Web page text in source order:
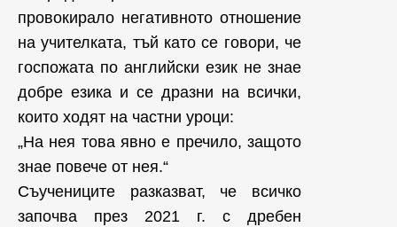
провокирало негативното отношение
на учителката, тъй като се говори, че
госпожата по английски език не знае
добре езика и се дразни на всички,
които ходят на частни уроци:
„На нея това явно е пречило, защото
знае повече от нея.“
Съучениците разказват, че всичко
започва през 2021 г. с дребен